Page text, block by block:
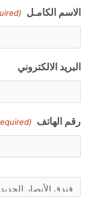
الاسم الكامـل (Required)
البريد الالكتروني
رقم الهاتف (Required)
الفنادق